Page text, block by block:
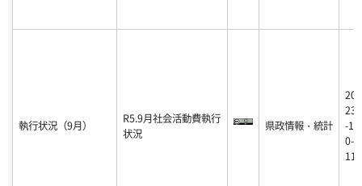
執行状況（9月）
R5.9月社会活動費執行
状況
県政情報・統計
20
23
-1
0-
11